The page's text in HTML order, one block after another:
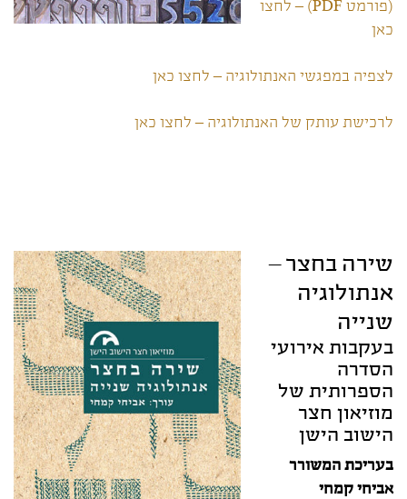
(פורמט PDF) – לחצו
כאן
לצפיה במפגשי האנתולוגיה – לחצו כאן
לרכישת עותק של האנתולוגיה – לחצו כאן
שירה בחצר –
אנתולוגיה
שנייה
בעקבות אירועי
הסדרה
הספרותית של
מוזיאון חצר
הישוב הישן
בעריכת המשורר
אביחי קמחי